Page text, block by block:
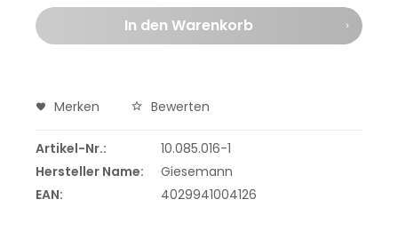
In den Warenkorb
Merken Bewerten
Artikel-Nr.:
10.085.016-1
Hersteller Name:
Giesemann
EAN:
4029941004126